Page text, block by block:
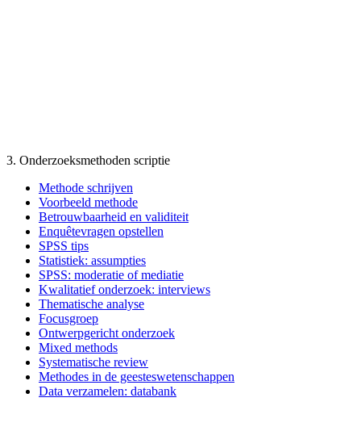
3. Onderzoeksmethoden scriptie
Methode schrijven
Voorbeeld methode
Betrouwbaarheid en validiteit
Enquêtevragen opstellen
SPSS tips
Statistiek: assumpties
SPSS: moderatie of mediatie
Kwalitatief onderzoek: interviews
Thematische analyse
Focusgroep
Ontwerpgericht onderzoek
Mixed methods
Systematische review
Methodes in de geesteswetenschappen
Data verzamelen: databank